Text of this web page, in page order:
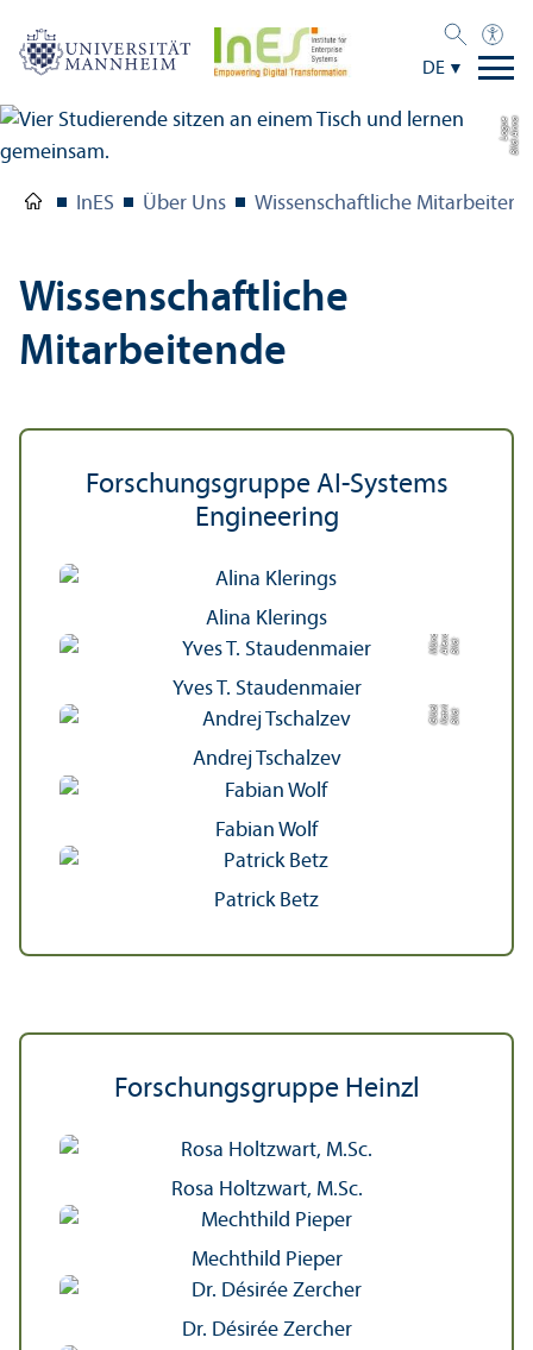
DE
Bil
d:
A
n
n
a
L
o
g
u
e
InES Über Uns Wissenschaft­liche
Wissenschaft­liche
Mitarbeitende
Forschungs­gruppe AI-Systems
Engineering
Alina Klerings
Bil
d:
Al
e
x
a
n d
e
rM
ü
n
c
h
Yves T. Staudenmaier
Bil
d:
K
a
t
ri
nGl
ü
c
kle
r
Andrej Tschalzev
Fabian Wolf
Patrick Betz
Forschungs­gruppe Heinzl
Rosa Holtzwart, M.Sc.
Mechthild Pieper
Dr. Désirée Zercher